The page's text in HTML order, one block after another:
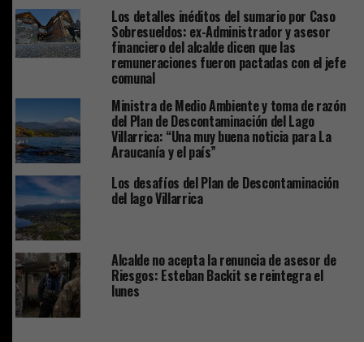
Los detalles inéditos del sumario por Caso
Sobresueldos: ex-Administrador y asesor
financiero del alcalde dicen que las
remuneraciones fueron pactadas con el jefe
comunal
Ministra de Medio Ambiente y toma de razón
del Plan de Descontaminación del Lago
Villarrica: “Una muy buena noticia para La
Araucanía y el país”
Los desafíos del Plan de Descontaminación
del lago Villarrica
Alcalde no acepta la renuncia de asesor de
Riesgos: Esteban Backit se reintegra el
lunes